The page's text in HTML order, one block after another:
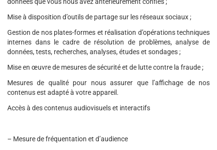
Mise à disposition d’outils de partage sur les réseaux sociaux ;
Gestion de nos plates-formes et réalisation d’opérations techniques
internes dans le cadre de résolution de problèmes, analyse de
données, tests, recherches, analyses, études et sondages ;
Mise en œuvre de mesures de sécurité et de lutte contre la fraude ;
Mesures de qualité pour nous assurer que l’affichage de nos
contenus est adapté à votre appareil.
Accès à des contenus audiovisuels et interactifs
– Mesure de fréquentation et d’audience